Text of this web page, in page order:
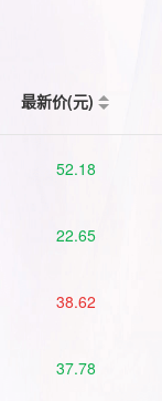
最新价(元)
52.18
22.65
38.62
37.78